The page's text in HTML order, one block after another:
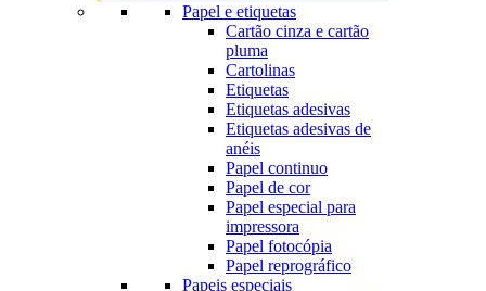
Papel e etiquetas
Cartão cinza e cartão
pluma
Cartolinas
Etiquetas
Etiquetas adesivas
Etiquetas adesivas de
anéis
Papel continuo
Papel de cor
Papel especial para
impressora
Papel fotocópia
Papel reprográfico
Papeis especiais